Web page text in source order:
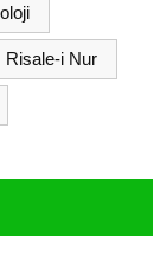
Risale-i Nur